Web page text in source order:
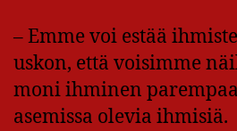
– Emme voi estää
uskon, että voisimme
moni ihminen
asemissa olevia ihmisiä.